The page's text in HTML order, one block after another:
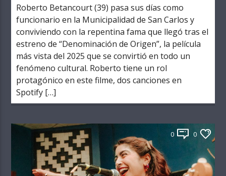
Roberto Betancourt (39) pasa sus días como
funcionario en la Municipalidad de San Carlos y
conviviendo con la repentina fama que llegó tras el
estreno de “Denominación de Origen”, la película
más vista del 2025 que se convirtió en todo un
fenómeno cultural. Roberto tiene un rol
protagónico en este filme, dos canciones en
Spotify […]
0 0